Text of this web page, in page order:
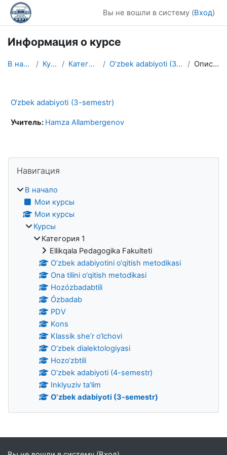
Перейти к основному содержанию
Вы не вошли в систему (Вход)
Информация о курсе
В начало Курсы Категория 1 O‘zbek adabiyoti (3-semestr) Описание
O‘zbek adabiyoti (3-semestr)
Учитель: Hamza Allambergenov
Блоки
Навигация
В начало
Мои курсы
Мои курсы
Курсы
Категория 1
Ellikqala Pedagogika Fakulteti
O‘zbek adabiyotini o‘qitish metodikasi
Ona tilini o‘qitish metodikasi
Hozózbadabtili
Ózbadab
PDV
Kons
Klassik she’r o‘lchovi
O‘zbek dialektologiyasi
Hozo‘zbtili
O‘zbek adabiyoti (4-semestr)
Inklyuziv ta’lim
O‘zbek adabiyoti (3-semestr)
Дополнительные блоки